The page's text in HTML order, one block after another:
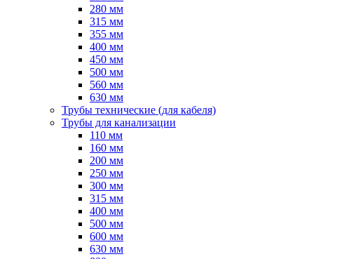
280 мм
315 мм
355 мм
400 мм
450 мм
500 мм
560 мм
630 мм
Трубы технические (для кабеля)
Трубы для канализации
110 мм
160 мм
200 мм
250 мм
300 мм
315 мм
400 мм
500 мм
600 мм
630 мм